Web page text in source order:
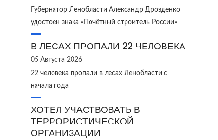
Губернатор Ленобласти Александр Дрозденко
удостоен знака «Почётный строитель России»
В ЛЕСАХ ПРОПАЛИ 22 ЧЕЛОВЕКА
05 Августа 2026
22 человека пропали в лесах Ленобласти с
начала года
ХОТЕЛ УЧАСТВОВАТЬ В
ТЕРРОРИСТИЧЕСКОЙ
ОРГАНИЗАЦИИ